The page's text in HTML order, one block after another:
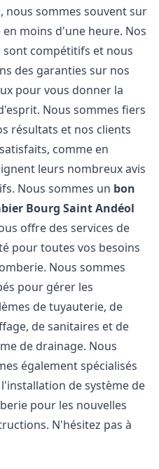
nous sommes souvent sur
en moins d'une heure. Nos
compétitifs et nous
des garanties sur nos
pour vous donner la
Nous sommes fiers
résultats et nos clients
comme en
leurs nombreux avis
Nous sommes un bon
Bourg Saint Andéol
offre des services de
pour toutes vos besoins
Nous sommes
pour gérer les
de tuyauterie, de
de sanitaires et de
de drainage. Nous
également spécialisés
de système de
pour les nouvelles
N'hésitez pas à